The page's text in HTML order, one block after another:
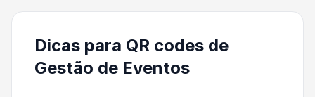
Dicas para QR codes de
Gestão de Eventos